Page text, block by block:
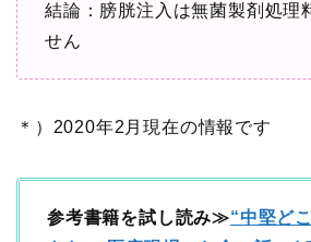
結論：膀胱注入は無菌製剤処理
せん
＊）2020年2月現在の情報です
参考書籍を試し読み≫“中堅ど